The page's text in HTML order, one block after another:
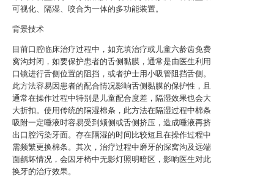
可视化、隔湿、咬合为一体的多功能装置。
背景技术
目前口腔临床治疗过程中，如充填治疗或儿童六龄齿免费
窝沟封闭，如要保护患者的舌侧黏膜，通常是由医生利用
口镜进行舌侧位置的阻挡，或者护士用小吸管阻挡舌侧。
此方法容易因患者的配合情况影响舌侧黏膜的保护性，且
通常在操作过程中特别是儿童配合度差，隔湿效果也会大
大折扣。使用传统的隔湿棉条，此方法在隔湿过程中棉条
吸附一定唾液时容易受到颊侧或舌侧挤压，造成唾液再挤
出口腔污染牙面。存在隔湿的时间比较短且在操作过程中
需频繁更换棉条。其次，治疗过程中磨牙的深窝沟及远端
面龋坏情况，会因牙椅中无影灯照明暗区，影响医生对此
换牙的治疗效果。